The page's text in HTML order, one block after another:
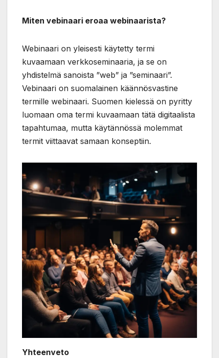
Miten vebinaari eroaa webinaarista?
Webinaari on yleisesti käytetty termi
kuvaamaan verkkoseminaaria, ja se on
yhdistelmä sanoista ”web” ja ”seminaari”.
Vebinaari on suomalainen käännösvastine
termille webinaari. Suomen kielessä on pyritty
luomaan oma termi kuvaamaan tätä digitaalista
tapahtumaa, mutta käytännössä molemmat
termit viittaavat samaan konseptiin.
Yhteenveto